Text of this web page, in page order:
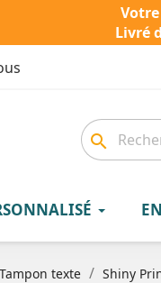
Livré
search
Tampon texte Shiny